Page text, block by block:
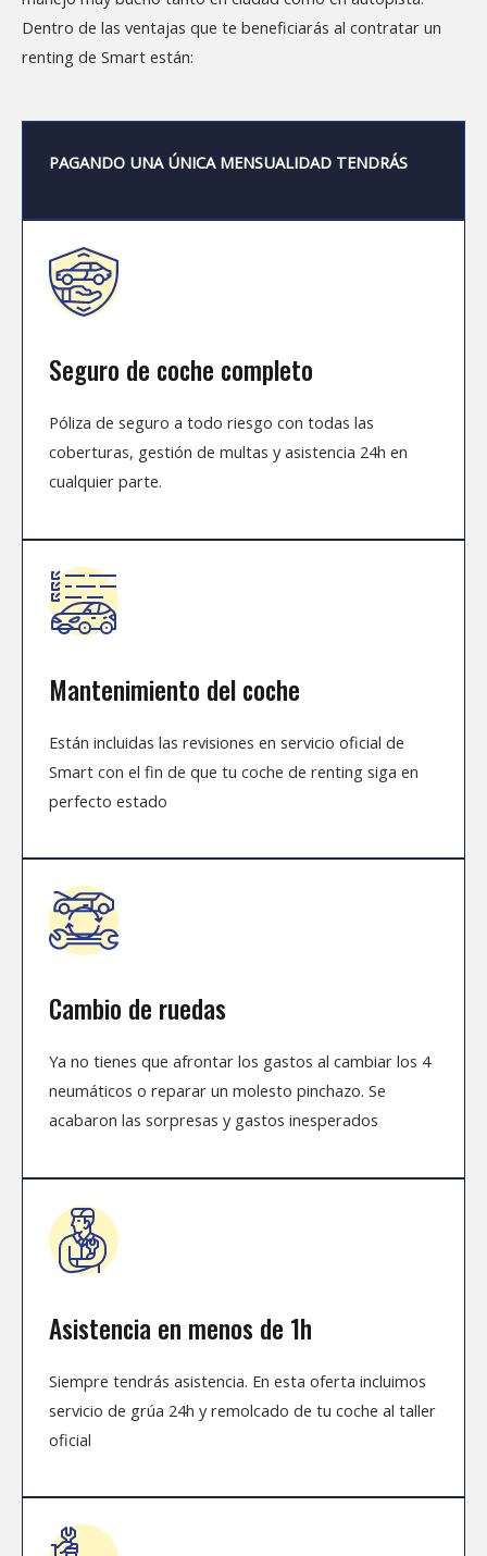
Dentro de las ventajas que te beneficiarás al contratar un
renting de Smart están:
PAGANDO UNA ÚNICA MENSUALIDAD TENDRÁS
Seguro de coche completo
Póliza de seguro a todo riesgo con todas las
coberturas, gestión de multas y asistencia 24h en
cualquier parte.
Mantenimiento del coche
Están incluidas las revisiones en servicio oficial de
Smart con el fin de que tu coche de renting siga en
perfecto estado
Cambio de ruedas
Ya no tienes que afrontar los gastos al cambiar los 4
neumáticos o reparar un molesto pinchazo. Se
acabaron las sorpresas y gastos inesperados
Asistencia en menos de 1h
Siempre tendrás asistencia. En esta oferta incluimos
servicio de grúa 24h y remolcado de tu coche al taller
oficial